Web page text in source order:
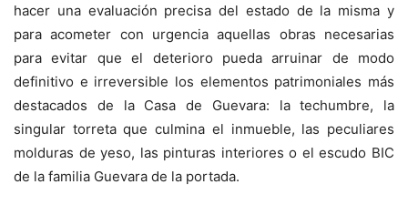
hacer una evaluación precisa del estado de la misma y
para acometer con urgencia aquellas obras necesarias
para evitar que el deterioro pueda arruinar de modo
definitivo e irreversible los elementos patrimoniales más
destacados de la Casa de Guevara: la techumbre, la
singular torreta que culmina el inmueble, las peculiares
molduras de yeso, las pinturas interiores o el escudo BIC
de la familia Guevara de la portada.